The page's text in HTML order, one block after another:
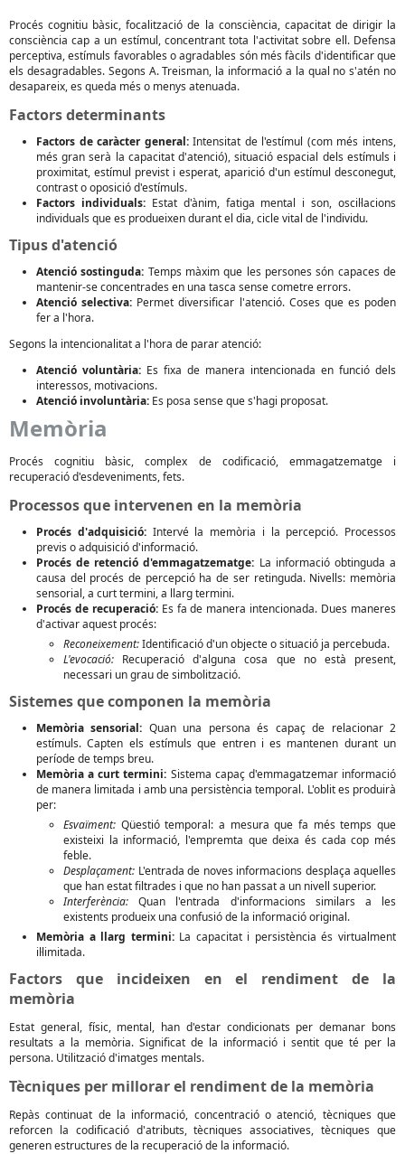
Procés cognitiu bàsic, focalització de la consciència, capacitat de dirigir la
consciència cap a un estímul, concentrant tota l'activitat sobre ell. Defensa
perceptiva, estímuls favorables o agradables són més fàcils d'identificar que
els desagradables. Segons A. Treisman, la informació a la qual no s'atén no
desapareix, es queda més o menys atenuada.
Factors determinants
Factors de caràcter general:Intensitat de l'estímul (com més intens,
més gran serà la capacitat d'atenció), situació espacial dels estímuls i
proximitat, estímul previst i esperat, aparició d'un estímul desconegut,
contrast o oposició d'estímuls.
Factors individuals:Estat d'ànim, fatiga mental i son, oscil·lacions
individuals que es produeixen durant el dia, cicle vital de l'individu.
Tipus d'atenció
Atenció sostinguda: Temps màxim que les persones són capaces de
mantenir-se concentrades en una tasca sense cometre errors.
Atenció selectiva: Permet diversificar l'atenció. Coses que es poden
fer a l'hora.
Segons la intencionalitat a l'hora de parar atenció:
Atenció voluntària: Es fixa de manera intencionada en funció dels
interessos, motivacions.
Atenció involuntària: Es posa sense que s'hagi proposat.
Memòria
Procés cognitiu bàsic, complex de codificació, emmagatzematge i
recuperació d'esdeveniments, fets.
Processos que intervenen en la memòria
Procés d'adquisició:Intervé la memòria i la percepció. Processos
previs o adquisició d'informació.
Procés de retenció d'emmagatzematge: La informació obtinguda a
causa del procés de percepció ha de ser retinguda. Nivells: memòria
sensorial, a curt termini, a llarg termini.
Procés de recuperació:Es fa de manera intencionada. Dues maneres
d'activar aquest procés:
Reconeixement:Identificació d'un objecte o situació ja percebuda.
L'evocació: Recuperació d'alguna cosa que no està present,
necessari un grau de simbolització.
Sistemes que componen la memòria
Memòria sensorial: Quan una persona és capaç de relacionar 2
estímuls. Capten els estímuls que entren i es mantenen durant un
període de temps breu.
Memòria a curt termini: Sistema capaç d'emmagatzemar informació
de manera limitada i amb una persistència temporal. L'oblit es produirà
per:
Esvaïment: Qüestió temporal: a mesura que fa més temps que
existeixi la informació, l'empremta que deixa és cada cop més
feble.
Desplaçament: L'entrada de noves informacions desplaça aquelles
que han estat filtrades i que no han passat a un nivell superior.
Interferència: Quan l'entrada d'informacions similars a les
existents produeix una confusió de la informació original.
Memòria a llarg termini:La capacitat i persistència és virtualment
il·limitada.
Factors que incideixen en el rendiment de la
memòria
Estat general, físic, mental, han d'estar condicionats per demanar bons
resultats a la memòria. Significat de la informació i sentit que té per la
persona. Utilització d'imatges mentals.
Tècniques per millorar el rendiment de la memòria
Repàs continuat de la informació, concentració o atenció, tècniques que
reforcen la codificació d'atributs, tècniques associatives, tècniques que
generen estructures de la recuperació de la informació.